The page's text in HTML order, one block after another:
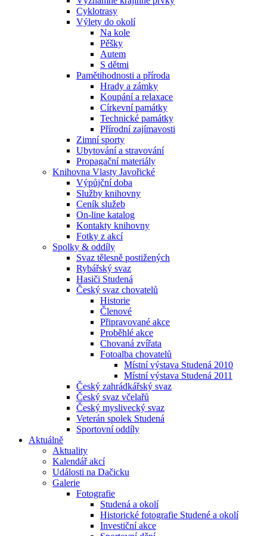
Cyklotrasy
Výlety do okolí
Na kole
Pěšky
Autem
S dětmi
Pamětihodnosti a příroda
Hrady a zámky
Koupání a relaxace
Církevní památky
Technické památky
Přírodní zajímavosti
Zimní sporty
Ubytování a stravování
Propagační materiály
Knihovna Vlasty Javořické
Výpůjční doba
Služby knihovny
Ceník služeb
On-line katalog
Kontakty knihovny
Fotky z akcí
Spolky & oddíly
Svaz tělesně postižených
Rybářský svaz
Hasiči Studená
Český svaz chovatelů
Historie
Členové
Připravované akce
Proběhlé akce
Chovaná zvířata
Fotoalba chovatelů
Místní výstava Studená 2010
Místní výstava Studená 2011
Český zahrádkářský svaz
Český svaz včelařů
Český myslivecký svaz
Veterán spolek Studená
Sportovní oddíly
Aktuálně
Aktuality
Kalendář akcí
Události na Dačicku
Galerie
Fotografie
Studená a okolí
Historické fotografie Studené a okolí
Investiční akce